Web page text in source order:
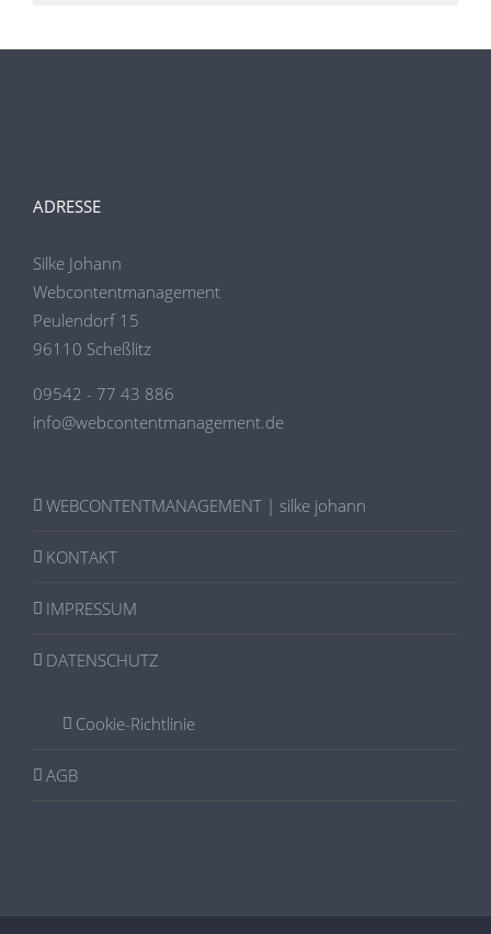
ADRESSE
Silke Johann
Webcontentmanagement
Peulendorf 15
96110 Scheßlitz
09542 - 77 43 886
info@webcontentmanagement.de
WEBCONTENTMANAGEMENT | silke johann
KONTAKT
IMPRESSUM
DATENSCHUTZ
Cookie-Richtlinie
AGB